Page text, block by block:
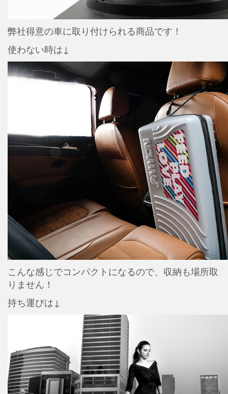
弊社得意の車に取り付けられる商品です！
使わない時は↓
こんな感じでコンパクトになるので、収納も場所取
りません！
持ち運びは↓